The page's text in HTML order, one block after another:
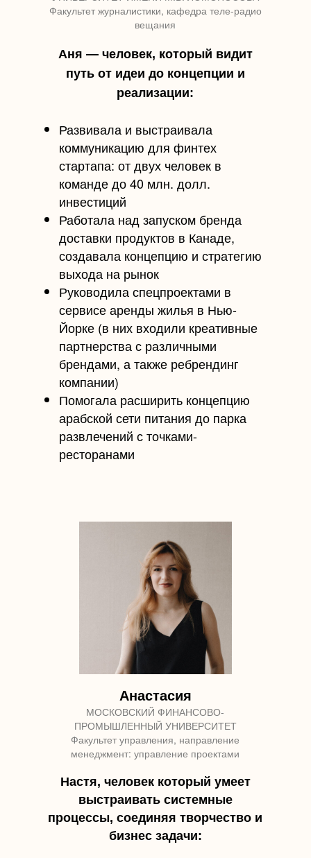
Факультет журналистики, кафедра теле-радио
вещания
Аня — человек, который видит
путь от идеи до концепции и
реализации:
Развивала и выстраивала
коммуникацию для финтех
стартапа: от двух человек в
команде до 40 млн. долл.
инвестиций
Работала над запуском бренда
доставки продуктов в Канаде,
создавала концепцию и стратегию
выхода на рынок
Руководила спецпроектами в
сервисе аренды жилья в Нью-
Йорке (в них входили креативные
партнерства с различными
брендами, а также ребрендинг
компании)
Помогала расширить концепцию
арабской сети питания до парка
развлечений с точками-
ресторанами
Анастасия
МОСКОВСКИЙ ФИНАНСОВО-
ПРОМЫШЛЕННЫЙ УНИВЕРСИТЕТ
Факультет управления, направление
менеджмент: управление проектами
Настя, человек который умеет
выстраивать системные
процессы, соединяя творчество и
бизнес задачи: